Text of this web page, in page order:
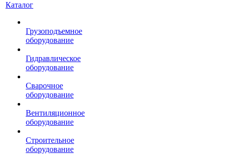
Каталог
Грузоподъемное
оборудование
Гидравлическое
оборудование
Сварочное
оборудование
Вентиляционное
оборудование
Строительное
оборудование